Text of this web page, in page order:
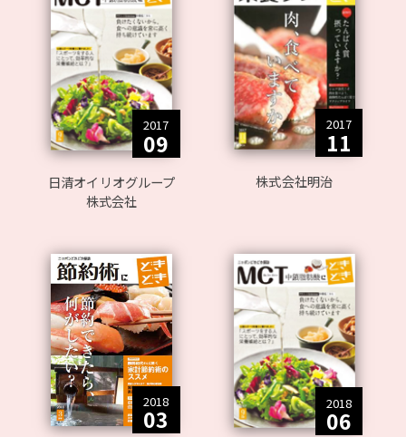
2017
09
日清オイリオグループ
株式会社
2017
11
株式会社明治
2018
03
2018
06